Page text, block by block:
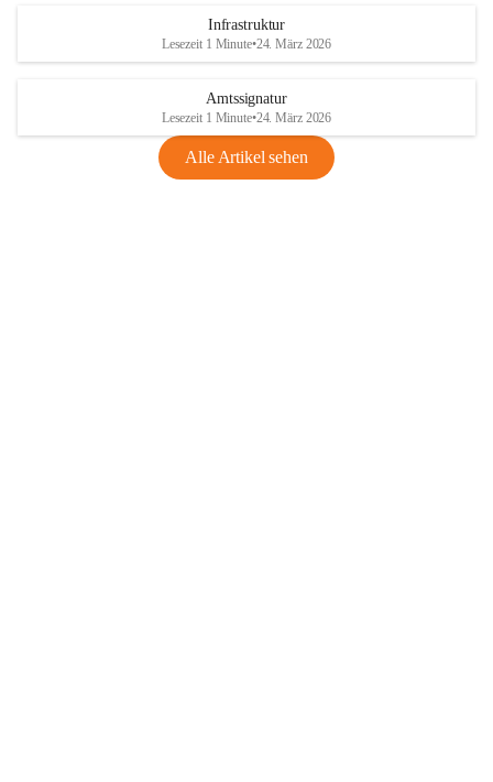
Infrastruktur
Lesezeit 1 Minute•24. März 2026
Amtssignatur
Lesezeit 1 Minute•24. März 2026
Alle Artikel sehen